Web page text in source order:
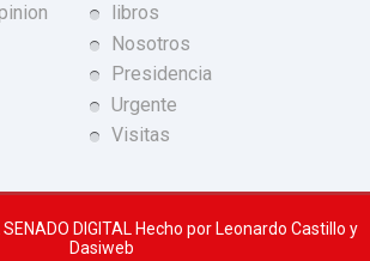
libros
Nosotros
Presidencia
Urgente
Visitas
SENADO DIGITAL Hecho por Leonardo Castillo y
Dasiweb